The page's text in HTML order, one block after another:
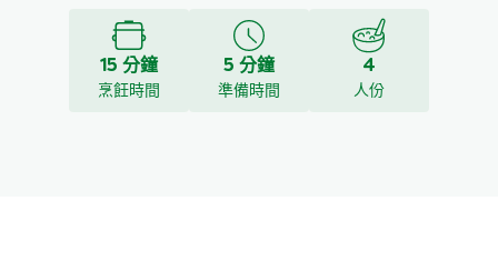
15 分鐘
烹飪時間
5 分鐘
準備時間
4
人份